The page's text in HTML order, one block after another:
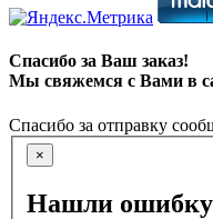
Спасибо за Ваш заказ!
Мы свяжемся с Вами в
Спасибо за отправку
×
Нашли